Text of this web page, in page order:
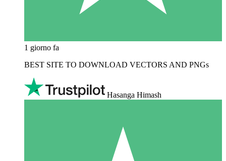
1 giorno fa
BEST SITE TO DOWNLOAD VECTORS AND PNGs
Hasanga Himash